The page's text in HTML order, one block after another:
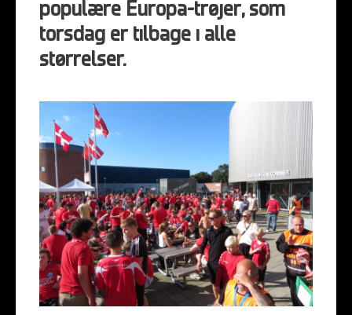
populære Europa-trøjer, som
torsdag er tilbage i alle
størrelser.